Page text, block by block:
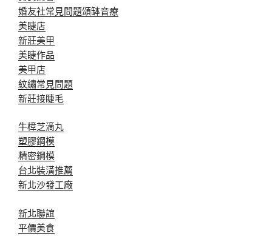
婚友社常見問題頌缽音療
美睫店
新莊美甲
美睫作品
美甲店
紋繡常見問題
新莊接睫毛
牛樟芝滴丸
塑膠鋼模
精密鋼模
台北裝潢推薦
新北沙發工廠
新北聯誼
平價美食